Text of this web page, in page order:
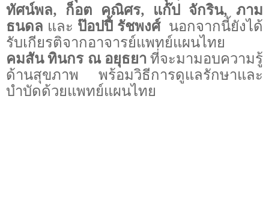
ทัศน์พล, ก็อต คณิศร, แก๊ป จักริน, ภาม
ธนดล และ ป๊อปปี้ รัชพงศ์ นอกจากนี้ยังได้
รับเกียรติจากอาจารย์แพทย์แผนไทย
คมสัน ทินกร ณ อยุธยาที่จะมามอบความรู้
ด้านสุขภาพ พร้อมวิธีการดูแลรักษาและ
บำบัดด้วยแพทย์แผนไทย